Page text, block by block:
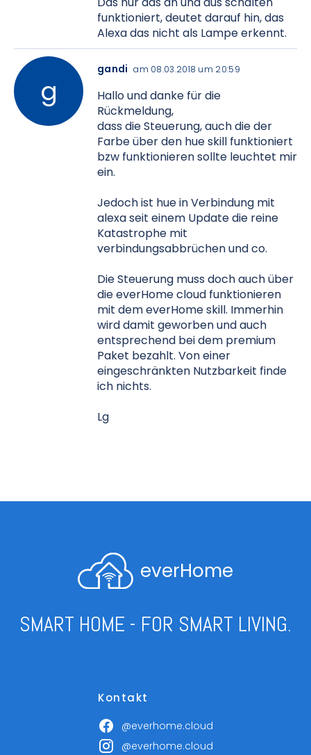
funktioniert, deutet darauf hin, das
Alexa das nicht als Lampe erkennt.
gandi am 08.03.2018 um 20:59
Hallo und danke für die
Rückmeldung,
dass die Steuerung, auch die der
Farbe über den hue skill funktioniert
bzw funktionieren sollte leuchtet mir
ein.
Jedoch ist hue in Verbindung mit
alexa seit einem Update die reine
Katastrophe mit
verbindungsabbrüchen und co.
Die Steuerung muss doch auch über
die everHome cloud funktionieren
mit dem everHome skill. Immerhin
wird damit geworben und auch
entsprechend bei dem premium
Paket bezahlt. Von einer
eingeschränkten Nutzbarkeit finde
ich nichts.
Lg
everHome
SMART HOME - FOR SMART LIVING.
Kontakt
@everhome.cloud
@everhome.cloud